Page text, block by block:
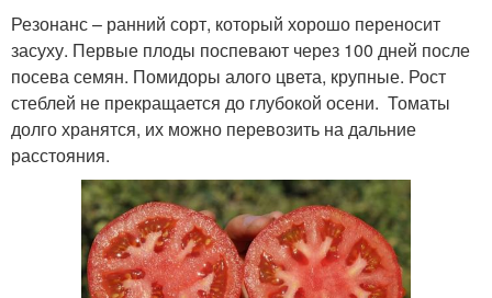
Резонанс – ранний сорт, который хорошо переносит
засуху. Первые плоды поспевают через 100 дней после
посева семян. Помидоры алого цвета, крупные. Рост
стеблей не прекращается до глубокой осени. Томаты
долго хранятся, их можно перевозить на дальние
расстояния.